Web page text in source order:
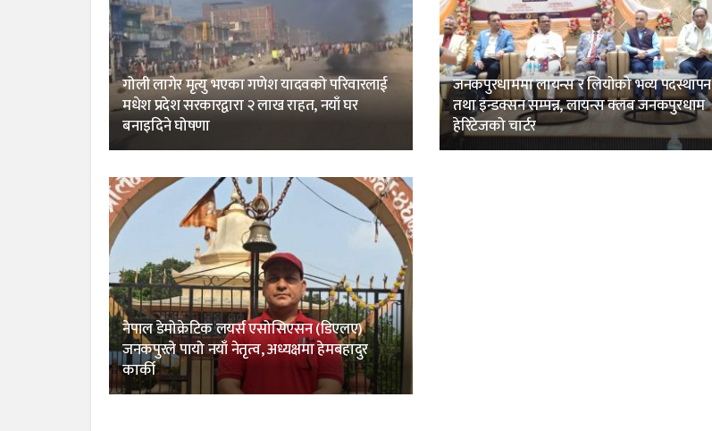
गोली लागेर मृत्यु भएका गणेश यादवको परिवारलाई
मधेश प्रदेश सरकारद्वारा २ लाख राहत, नयाँ घर
बनाइदिने घोषणा
जनकपुरधाममा लायन्स र लियोको भव्य पदस्थापन
तथा इन्डक्सन सम्पन्न, लायन्स क्लब जनकपुरधाम
हेरिटेजको चार्टर
नेपाल डेमोक्रेटिक लयर्स एसोसिएसन (डिएलए)
जनकपुरले पायो नयाँ नेतृत्व, अध्यक्षमा हेमबहादुर
कार्की